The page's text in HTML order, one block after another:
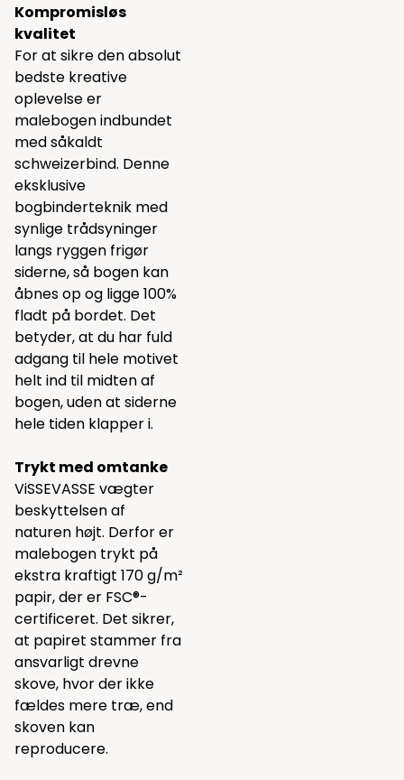
Kompromisløs
kvalitet
For at sikre den absolut
bedste kreative
oplevelse er
malebogen indbundet
med såkaldt
schweizerbind. Denne
eksklusive
bogbinderteknik med
synlige trådsyninger
langs ryggen frigør
siderne, så bogen kan
åbnes op og ligge 100%
fladt på bordet. Det
betyder, at du har fuld
adgang til hele motivet
helt ind til midten af
bogen, uden at siderne
hele tiden klapper i.
Trykt med omtanke
ViSSEVASSE vægter
beskyttelsen af
naturen højt. Derfor er
malebogen trykt på
ekstra kraftigt 170 g/m²
papir, der er FSC®-
certificeret. Det sikrer,
at papiret stammer fra
ansvarligt drevne
skove, hvor der ikke
fældes mere træ, end
skoven kan
reproducere.